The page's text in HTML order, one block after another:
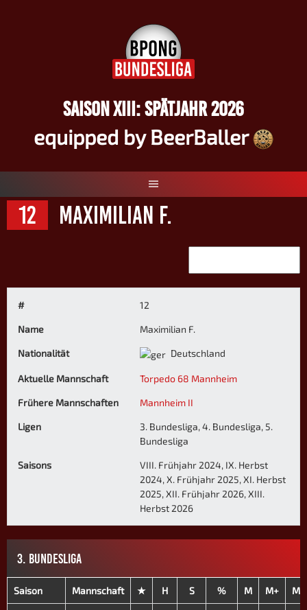
SAISON XIII: SPÄTJAHR 2026
equipped by BeerBaller
12 Maximilian F.
# 12
Name Maximilian F.
Nationalität Deutschland
Aktuelle Mannschaft Torpedo 68 Mannheim
Frühere Mannschaften Mannheim II
Ligen
3. Bundesliga, 4. Bundesliga, 5.
Bundesliga
Saisons
VIII. Frühjahr 2024, IX. Herbst
2024, X. Frühjahr 2025, XI. Herbst
2025, XII. Frühjahr 2026, XIII.
Herbst 2026
3. BUNDESLIGA
Saison Mannschaft ★ H S % M M+ M-